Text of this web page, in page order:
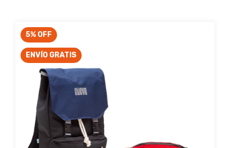
5% OFF
ENVÍO GRATIS